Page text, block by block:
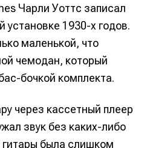
Чарли Уоттс записал
установке 1930-х годов.
маленькой, что
чемодан, который
бочкой комплекта.
через кассетный плеер
звук без каких-либо
была слишком